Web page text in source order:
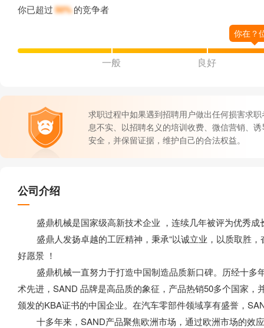
你已超过50%的竞争者
一般 良好
求职过程中如果遇到招聘用户做出任何损害求
息不实、以招聘名义的培训收费、微信营销、
安全，并保留证据，维护自己的合法权益。
公司介绍
盛鼎机械是国家级高新技术企业 ，连续几年被评为优秀成
盛鼎人发扬卓越的工匠精神，秉承“以诚立业，以质取胜，
好愿景 ！
盛鼎机械一直努力于打造中国制造品质新口碑。历经十多
术先进，SAND 品牌是高品质的象征，产品热销50多个国家
颁发的KBA证书的中国企业。在汽车零部件领域享有盛誉，
十多年来，SAND产品聚焦欧洲市场，通过欧洲市场的效